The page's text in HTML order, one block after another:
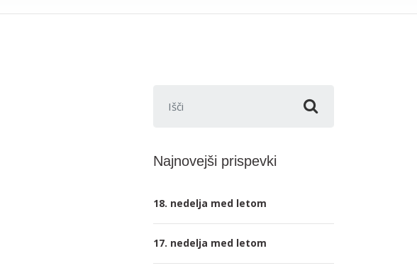
Najnovejši prispevki
18. nedelja med letom
17. nedelja med letom